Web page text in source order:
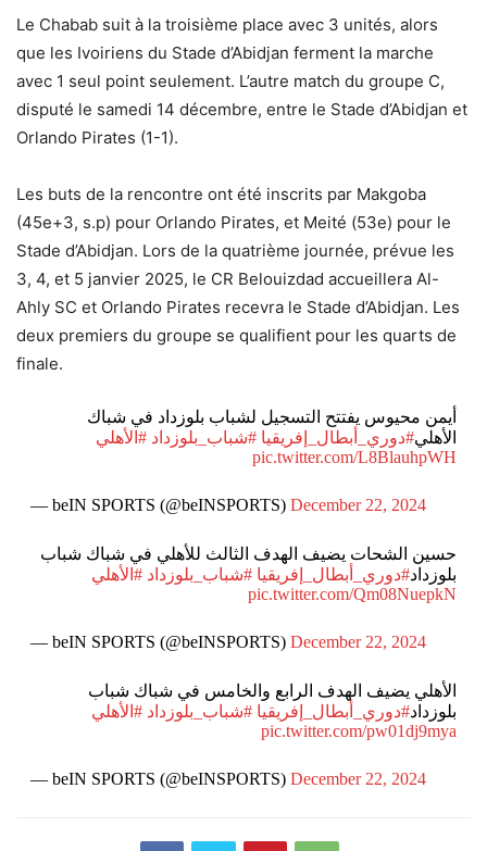
Le Chabab suit à la troisième place avec 3 unités, alors
que les Ivoiriens du Stade d’Abidjan ferment la marche
avec 1 seul point seulement. L’autre match du groupe C,
disputé le samedi 14 décembre, entre le Stade d’Abidjan et
Orlando Pirates (1-1).
Les buts de la rencontre ont été inscrits par Makgoba
(45e+3, s.p) pour Orlando Pirates, et Meité (53e) pour le
Stade d’Abidjan. Lors de la quatrième journée, prévue les
3, 4, et 5 janvier 2025, le CR Belouizdad accueillera Al-
Ahly SC et Orlando Pirates recevra le Stade d’Abidjan. Les
deux premiers du groupe se qualifient pour les quarts de
finale.
أيمن محيوس يفتتح التسجيل لشباب بلوزداد في شباك
الأهلي#دوري_أبطال_إفريقيا #شباب_بلوزداد #الأهلي
pic.twitter.com/L8BlauhpWH
— beIN SPORTS (@beINSPORTS) December 22, 2024
حسين الشحات يضيف الهدف الثالث للأهلي في شباك شباب
بلوزداد#دوري_أبطال_إفريقيا #شباب_بلوزداد #الأهلي
pic.twitter.com/Qm08NuepkN
— beIN SPORTS (@beINSPORTS) December 22, 2024
الأهلي يضيف الهدف الرابع والخامس في شباك شباب
بلوزداد#دوري_أبطال_إفريقيا #شباب_بلوزداد #الأهلي
pic.twitter.com/pw01dj9mya
— beIN SPORTS (@beINSPORTS) December 22, 2024